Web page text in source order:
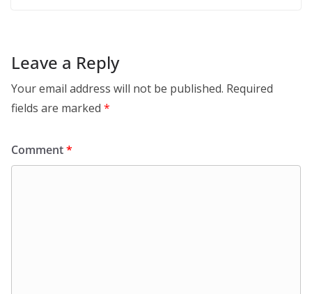
Leave a Reply
Your email address will not be published. Required
fields are marked *
Comment*